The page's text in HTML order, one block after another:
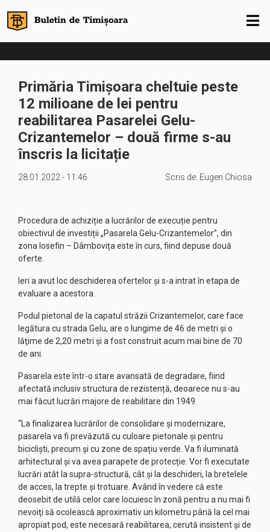
Primăria Timișoara cheltuie peste
12 milioane de lei pentru
reabilitarea Pasarelei Gelu-
Crizantemelor – două firme s-au
înscris la licitație
28.01.2022 - 11:46 Scris de: Eugen Chiosa
Procedura de achiziție a lucrărilor de execuție pentru
obiectivul de investiții „Pasarela Gelu-Crizantemelor”, din
zona Iosefin – Dâmbovița este în curs, fiind depuse două
oferte.
Ieri a avut loc deschiderea ofertelor și s-a intrat în etapa de
evaluare a acestora.
Podul pietonal de la capatul străzii Crizantemelor, care face
legătura cu strada Gelu, are o lungime de 46 de metri şi o
lăţime de 2,20 metri și a fost construit acum mai bine de 70
de ani.
Pasarela este într-o stare avansată de degradare, fiind
afectată inclusiv structura de rezistență, deoarece nu s-au
mai făcut lucrări majore de reabilitare din 1949.
“La finalizarea lucrărilor de consolidare și modernizare,
pasarela va fi prevăzută cu culoare pietonale și pentru
bicicliști, precum și cu zone de spațiu verde. Va fi iluminată
arhitectural și va avea parapete de protecție. Vor fi executate
lucrări atât la supra-structură, cât şi la deschideri, la bretelele
de acces, la trepte şi trotuare. Având în vedere că este
deosebit de utilă celor care locuiesc în zonă pentru a nu mai fi
nevoiţi să ocolească aproximativ un kilometru până la cel mai
apropiat pod, este necesară reabilitarea, cerută insistent şi de